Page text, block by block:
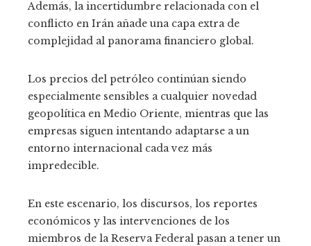
Además, la incertidumbre relacionada con el
conflicto en Irán añade una capa extra de
complejidad al panorama financiero global.
Los precios del petróleo continúan siendo
especialmente sensibles a cualquier novedad
geopolítica en Medio Oriente, mientras que las
empresas siguen intentando adaptarse a un
entorno internacional cada vez más
impredecible.
En este escenario, los discursos, los reportes
económicos y las intervenciones de los
miembros de la Reserva Federal pasan a tener un